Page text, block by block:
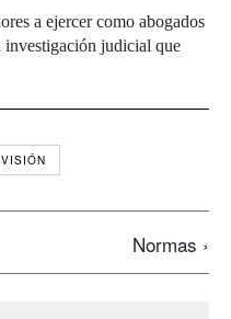
a ejercer como abogados
investigación judicial que
Normas ›